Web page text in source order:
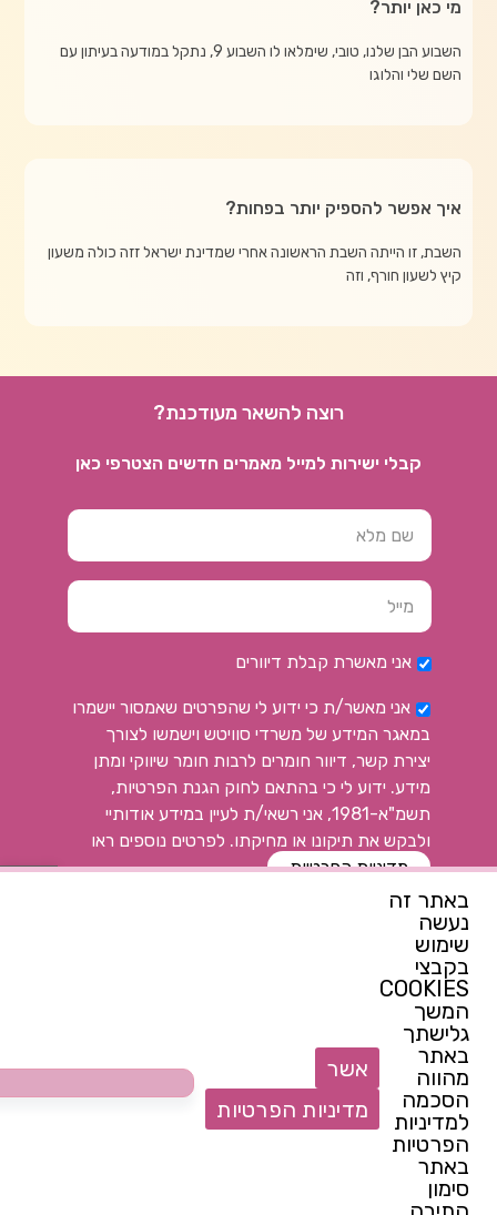
מי כאן יותר?
השבוע הבן שלנו, טובי, שימלאו לו השבוע 9, נתקל במודעה בעיתון עם
השם שלי והלוגו
איך אפשר להספיק יותר בפחות?
השבת, זו הייתה השבת הראשונה אחרי שמדינת ישראל זזה כולה משעון
קיץ לשעון חורף, וזה
רוצה להשאר מעודכנת?
קבלי ישירות למייל מאמרים חדשים הצטרפי כאן
אני מאשרת קבלת דיוורים
אני מאשר/ת כי ידוע לי שהפרטים שאמסור יישמרו
במאגר המידע של משרדי סוויטש וישמשו לצורך
יצירת קשר, דיוור חומרים לרבות חומר שיווקי ומתן
מידע. ידוע לי כי בהתאם לחוק הגנת הפרטיות,
תשמ"א-1981, אני רשאי/ת לעיין במידע אודותיי
ולבקש את תיקונו או מחיקתו. לפרטים נוספים ראו
מדיניות הפרטיות
switchcenter@walla.com
הצטרפות לנבחרת של המרכז
באתר זה
נעשה
שימוש
בקבצי
COOKIES
המשך
גלישתך
באתר
מהווה
הסכמה
למדיניות
הפרטיות
באתר
סימון
אשר
מדיניות הפרטיות